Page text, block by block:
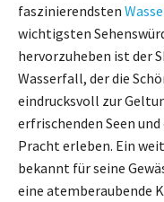
faszinierendsten
wichtigsten
hervorzuheben ist der
Wasserfall, der die
eindrucksvoll zur
erfrischenden Seen
Pracht erleben. Ein
bekannt für seine
eine atemberaubende